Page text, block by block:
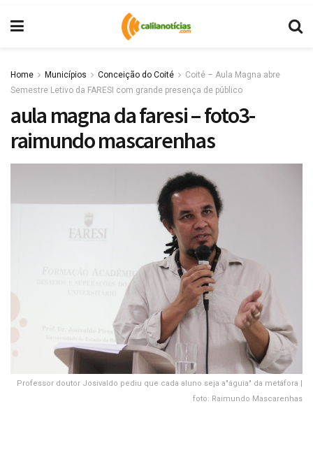
Home Municípios Conceição do Coité
Coité – Aula Magna abre
Semestre Letivo da FARESI com grande presença de público
aula magna da faresi – foto3-
raimundo mascarenhas
Professor doutor Josivaldo pediu que cada aluno seja a"águia" da metáfora |
foto: Raimundo Mascarenhas